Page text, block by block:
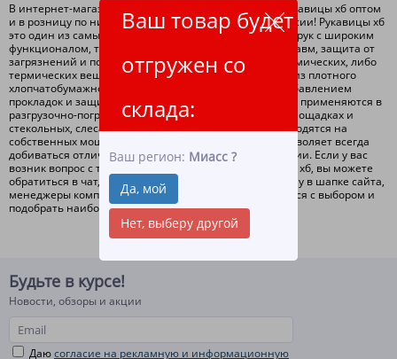
Ваш товар будет
отгружен со
склада:
Ваш регион: Миасс ?
Да, мой
Нет, выберу другой
В интернет-магазине ЛидерТекс вы можете купить рукавицы хб оптом
и в розницу по низким ценам с доставкой по всей России! Рукавицы хб
это один из самых универсальных вариантов защиты рук с широким
функционалом, таким как защита рук от получения травм, защита от
загрязнений и получения ожогов путем попадания химических, либо
термических веществ. Рукавицы хб изготавливаются из плотного
хлопчатобумажного материала с дополнительным добавлением
прокладок и защитных покрытий. Рукавицы хб широко применяются в
разгрузочно-погрузочных работах, на строительных площадках и
стекольных, слесарных цехах. Все рукавицы хб производятся на
собственных мощностях компании ЛидерТекс, что позволяет всегда
добиваться отличного качества выпускаемой продукции. Если у вас
возник вопрос с тем как выбрать или купить рукавицы хб, вы можете
обратиться в чат, либо по номеру телефона указанному в шапке сайта,
менеджеры компании ЛидерТекс, помогут определиться с выбором и
подобрать наиболее подходящий вариант!
Будьте в курсе!
Новости, обзоры и акции
Даюсогласие на рекламную и информационную